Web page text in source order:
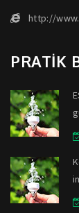
http://
PRATİK